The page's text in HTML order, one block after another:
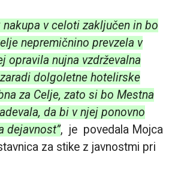
v celoti zaključen in bo
nepremičnino prevzela v
opravila nujna vzdrževalna
dolgoletne hotelirske
za Celje, zato si bo Mestna
da bi v njej ponovno
dejavnost”, je povedala Mojca
za stike z javnostmi pri